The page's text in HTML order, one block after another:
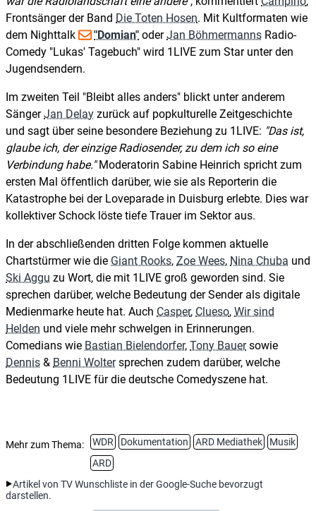
Frontsänger der Band Die Toten Hosen. Mit Kultformaten wie
dem Nighttalk
"Domian" oderJan Böhmermanns Radio-
Comedy "Lukas' Tagebuch" wird 1LIVE zum Star unter den
Jugendsendern.
Im zweiten Teil "Bleibt alles anders" blickt unter anderem
SängerJan Delay zurück auf popkulturelle Zeitgeschichte
und sagt über seine besondere Beziehung zu 1LIVE: Das ist,
glaube ich, der einzige Radiosender, zu dem ich so eine
Verbindung habe. Moderatorin Sabine Heinrich spricht zum
ersten Mal öffentlich darüber, wie sie als Reporterin die
Katastrophe bei der Loveparade in Duisburg erlebte. Dies war
kollektiver Schock löste tiefe Trauer im Sektor aus.
In der abschließenden dritten Folge kommen aktuelle
Chartstürmer wie die Giant Rooks, Zoe Wees, Nina Chuba und
Ski Aggu zu Wort, die mit 1LIVE groß geworden sind. Sie
sprechen darüber, welche Bedeutung der Sender als digitale
Medienmarke heute hat. Auch Casper, Clueso, Wir sind
Helden und viele mehr schwelgen in Erinnerungen.
Comedians wie Bastian Bielendorfer, Tony Bauersowie
Dennis & Benni Woltersprechen zudem darüber, welche
Bedeutung 1LIVE für die deutsche Comedyszene hat.
Mehr zum Thema: WDR Dokumentation ARD Mediathek
Musik
ARD
Artikel von TV Wunschliste in der Google-Suche bevorzugt
darstellen.